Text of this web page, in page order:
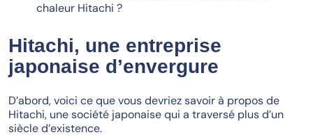
chaleur Hitachi ?
Hitachi, une entreprise
japonaise d’envergure
D’abord, voici ce que vous devriez savoir à propos de
Hitachi, une société japonaise qui a traversé plus d’un
siècle d’existence.